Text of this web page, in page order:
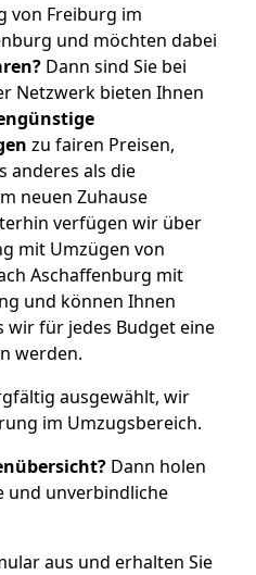
von Freiburg im
und möchten dabei
Dann sind Sie bei
Netzwerk bieten Ihnen
zu fairen Preisen,
anderes als die
neuen Zuhause
verfügen wir über
mit Umzügen von
Aschaffenburg mit
und können Ihnen
wir für jedes Budget eine
werden.
ausgewählt, wir
im Umzugsbereich.
Dann holen
und unverbindliche
aus und erhalten Sie